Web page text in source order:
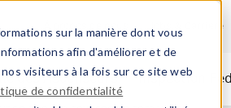
sur la manière dont vous
afin d'améliorer et de
visiteurs à la fois sur ce site web
de confidentialité
À propos de nous Jobs & Carrière
des Ascenseurs Inspection